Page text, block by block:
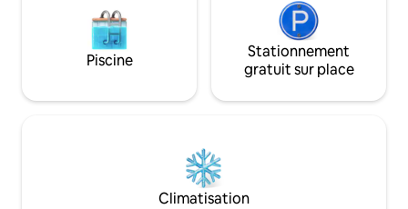
Piscine
Stationnement
gratuit sur place
Climatisation